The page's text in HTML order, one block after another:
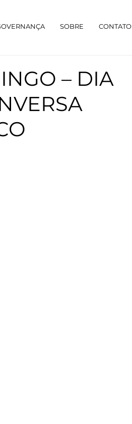
SOBRE CONTATO
– DIA